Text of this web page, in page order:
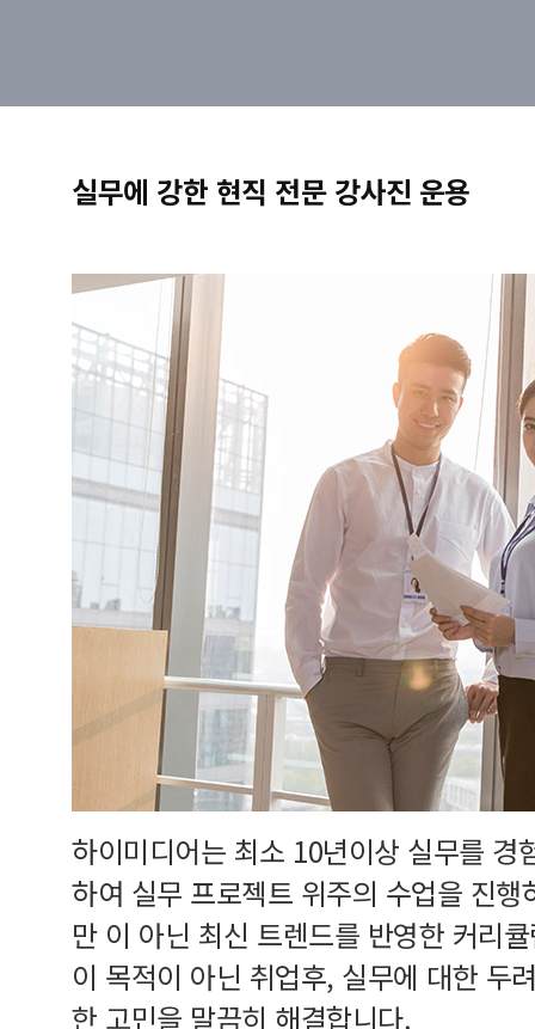
실무에 강한 현직 전문 강사진 운용
하이미디어는 최소 10년이상 실무를 경
하여 실무 프로젝트 위주의 수업을 진
만 이 아닌 최신 트렌드를 반영한 커리
이 목적이 아닌 취업후, 실무에 대한 두
한 고민을 말끔히 해결합니다.